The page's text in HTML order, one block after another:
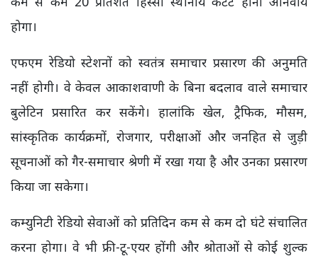
होगा।
एफएम रेडियो स्टेशनों को स्वतंत्र समाचार प्रसारण की अनुमति
नहीं होगी। वे केवल आकाशवाणी के बिना बदलाव वाले समाचार
बुलेटिन प्रसारित कर सकेंगे। हालांकि खेल, ट्रैफिक, मौसम,
सांस्कृतिक कार्यक्रमों, रोजगार, परीक्षाओं और जनहित से जुड़ी
सूचनाओं को गैर-समाचार श्रेणी में रखा गया है और उनका प्रसारण
किया जा सकेगा।
कम्युनिटी रेडियो सेवाओं को प्रतिदिन कम से कम दो घंटे संचालित
करना होगा। वे भी फ्री-टू-एयर होंगी और श्रोताओं से कोई शुल्क